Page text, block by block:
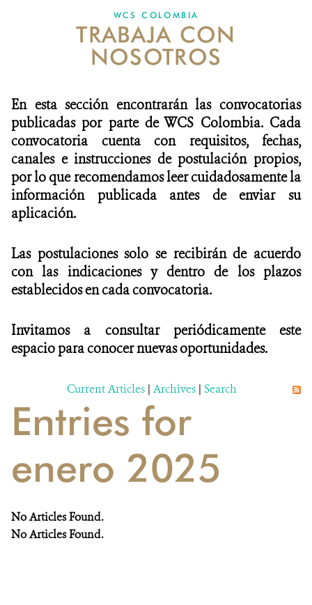
NOTICIAS
WCS VISUAL
ALIADOS Y ALIANZAS
COBERTURA EN MEDIOS DE COMUNICACIÓN
INFORME ANUAL WCS
MECANISMO DE ATENCIÓN DE QUEJAS Y RECLAMOS
DONA
WCS COLOMBIA
TRABAJA CON
NOSOTROS
En esta sección encontrarán las convocatorias
publicadas por parte de WCS Colombia. Cada
convocatoria cuenta con requisitos, fechas,
canales e instrucciones de postulación propios,
por lo que recomendamos leer cuidadosamente la
información publicada antes de enviar su
aplicación.
Las postulaciones solo se recibirán de acuerdo
con las indicaciones y dentro de los plazos
establecidos en cada convocatoria.
Invitamos a consultar periódicamente este
espacio para conocer nuevas oportunidades.
Current Articles | Archives | Search
Entries for
enero 2025
No Articles Found.
No Articles Found.